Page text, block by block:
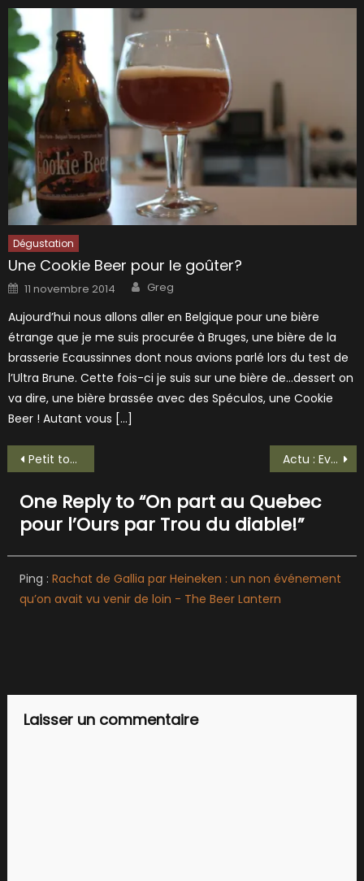
Dégustation
Une Cookie Beer pour le goûter?
Posted
on
11 novembre 2014 Author
Greg
Aujourd’hui nous allons aller en Belgique pour une bière
étrange que je me suis procurée à Bruges, une bière de la
brasserie Ecaussinnes dont nous avions parlé lors du test de
l’Ultra Brune. Cette fois-ci je suis sur une bière de…dessert on
va dire, une bière brassée avec des Spéculos, une Cookie
Beer ! Autant vous […]
Navigation
de
l’article
Petit tour en Camargue pour une Guardians riz rouge Actu : Evitez d’acheter votre matériel en Chine
One Reply to “On part au Quebec
pour l’Ours par Trou du diable!”
Ping : Rachat de Gallia par Heineken : un non événement
qu’on avait vu venir de loin - The Beer Lantern
Laisser un commentaire